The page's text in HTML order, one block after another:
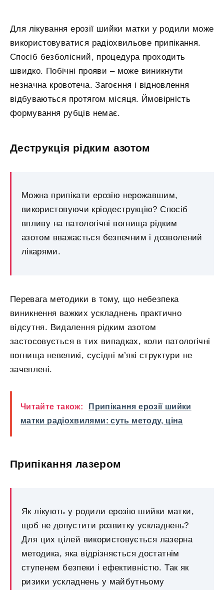
Для лікування ерозії шийки матки у родили може
використовуватися радіохвильове припікання.
Спосіб безболісний, процедура проходить
швидко. Побічні прояви – може виникнути
незначна кровотеча. Загоєння і відновлення
відбуваються протягом місяця. Ймовірність
формування рубців немає.
Деструкція рідким азотом
Можна припікати ерозію нерожавшим,
використовуючи кріодеструкцію? Спосіб
впливу на патологічні вогнища рідким
азотом вважається безпечним і дозволений
лікарями.
Перевага методики в тому, що небезпека
виникнення важких ускладнень практично
відсутня. Видалення рідким азотом
застосовується в тих випадках, коли патологічні
вогнища невеликі, сусідні м’які структури не
зачеплені.
Читайте також:
Припікання ерозії шийки
матки радіохвилями: суть методу, ціна
Припікання лазером
Як лікують у родили ерозію шийки матки,
щоб не допустити розвитку ускладнень?
Для цих цілей використовується лазерна
методика, яка відрізняється достатнім
ступенем безпеки і ефективністю. Так як
ризики ускладнень у майбутньому